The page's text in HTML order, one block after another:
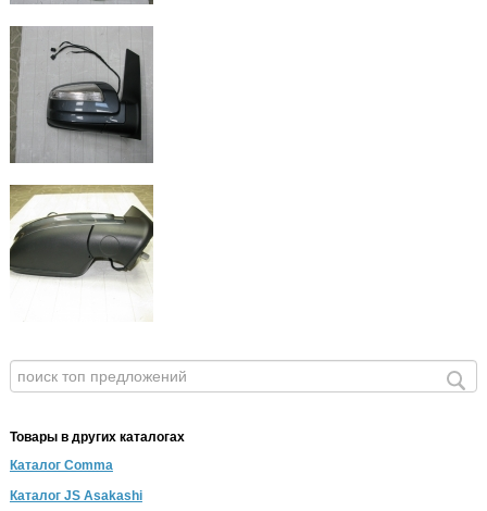
Товары в других каталогах
Каталог Comma
Каталог JS Asakashi